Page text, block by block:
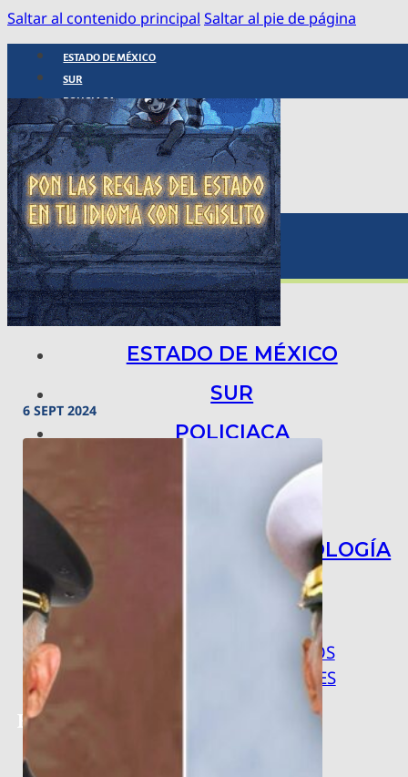
Saltar al contenido principal Saltar al pie de página
ESTADO DE MÉXICO
SUR
POLICIACA
NACIONAL
INTERNACIONAL
ARTE, CIENCIA Y TECNOLOGÍA
COLUMNAS
BAJO LA LUPA
RASTROS Y ROSTROS
VÍNCULOS ANIMALES
ESTADO DE MÉXICO
SUR
POLICIACA
NACIONAL
INTERNACIONAL
ARTE, CIENCIA Y TECNOLOGÍA
RASTROS Y ROSTROS
VÍNCULOS ANIMALES
6 SEPT 2024